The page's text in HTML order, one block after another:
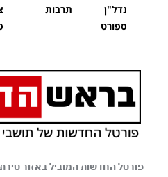
נדל"ן
ספורט
תרבות
פורטל החדשות המוביל באזור